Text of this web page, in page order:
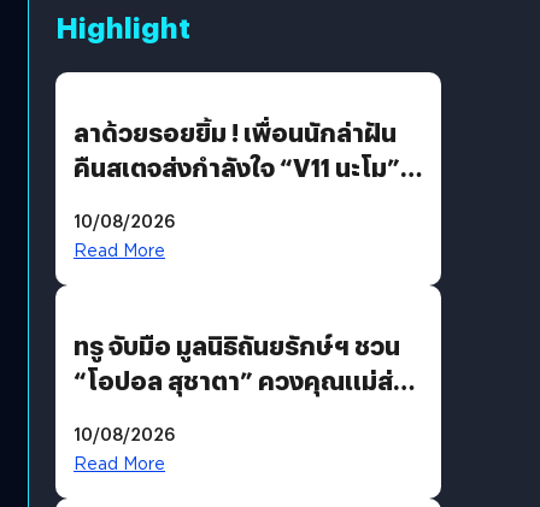
Highlight
ลาด้วยรอยยิ้ม ! เพื่อนนักล่าฝัน
คืนสเตจส่งกำลังใจ “V11 นะโม”
รักแน่นฮอลล์
10/08/2026
Read More
ทรู จับมือ มูลนิธิถันยรักษ์ฯ ชวน
“โอปอล สุชาตา” ควงคุณแม่ส่ง
เติมเต็มความหมายวันแม่ปีนี้
10/08/2026
Read More